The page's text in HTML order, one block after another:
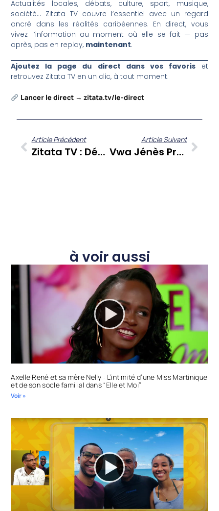
Actualités locales, débats, culture, sport, musique,
société… Zitata TV couvre l’essentiel avec un regard
ancré dans les réalités caribéennes. En direct, vous
vivez l’information au moment où elle se fait — pas
après, pas en replay, maintenant.
Ajoutez la page du direct dans vos favoriset
retrouvez Zitata TV en un clic, à tout moment.
Lancer le direct → zitata.tv/le-direct
Article Précédent
Zitata TV : Découvrez La Grille De Programme Complète Sur Une Seule Page
Article Suivant
Vwa Jénès Présenté Par Le CJC
à voir aussi
Axelle René et sa mère Nelly : L’intimité d’une Miss Martinique
et de son socle familial dans “Elle et Moi”
Voir »